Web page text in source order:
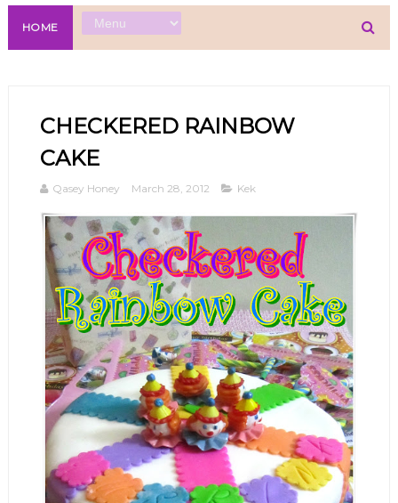
HOME
CHECKERED RAINBOW
CAKE
Qasey Honey March 28, 2012 Kek